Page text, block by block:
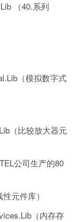
（40.系列
（模拟数字式
（比较放大器元
公司生产的80
元件库）
（内存存